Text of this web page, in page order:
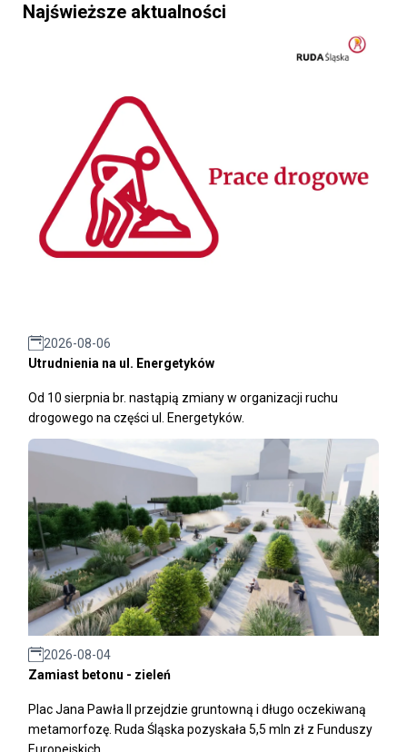
Najświeższe aktualności
2026-08-06
Utrudnienia na ul. Energetyków
Od 10 sierpnia br. nastąpią zmiany w organizacji ruchu
drogowego na części ul. Energetyków.
2026-08-04
Zamiast betonu - zieleń
Plac Jana Pawła II przejdzie gruntowną i długo oczekiwaną
metamorfozę. Ruda Śląska pozyskała 5,5 mln zł z Funduszy